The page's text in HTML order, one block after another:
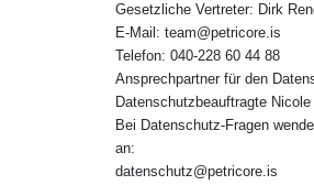
Gesetzliche Vertreter: Dirk
E-Mail: team@petricore.is
Telefon: 040-228 60 44 88
Ansprechpartner für den
Datenschutzbeauftragte
Bei Datenschutz-Fragen
an:
datenschutz@petricore.is